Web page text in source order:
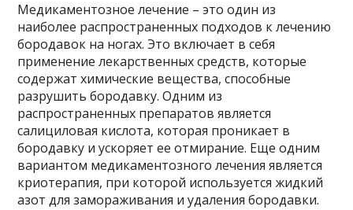
Медикаментозное лечение – это один из
наиболее распространенных подходов к лечению
бородавок на ногах. Это включает в себя
применение лекарственных средств, которые
содержат химические вещества, способные
разрушить бородавку. Одним из
распространенных препаратов является
салициловая кислота, которая проникает в
бородавку и ускоряет ее отмирание. Еще одним
вариантом медикаментозного лечения является
криотерапия, при которой используется жидкий
азот для замораживания и удаления бородавки.